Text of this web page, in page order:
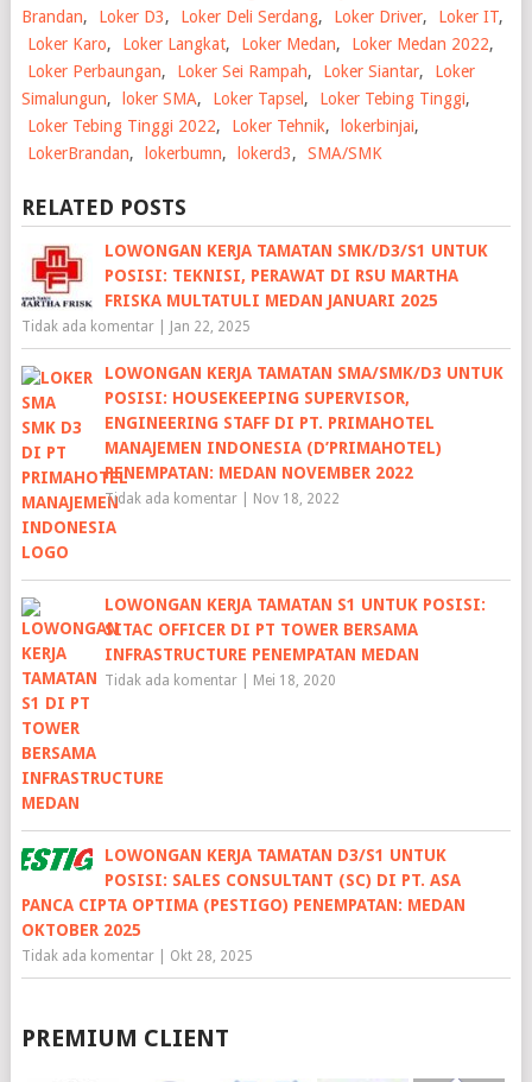
Brandan, Loker D3, Loker Deli Serdang, Loker Driver, Loker IT,
Loker Karo, Loker Langkat, Loker Medan, Loker Medan 2022,
Loker Perbaungan, Loker Sei Rampah, Loker Siantar,
Loker
Simalungun, loker SMA, Loker Tapsel , Loker Tebing Tinggi,
Loker Tebing Tinggi 2022, Loker Tehnik, lokerbinjai,
LokerBrandan, lokerbumn, lokerd3, SMA/SMK
RELATED POSTS
LOWONGAN KERJA TAMATAN SMK/D3/S1 UNTUK
POSISI: TEKNISI, PERAWAT DI RSU MARTHA
FRISKA MULTATULI MEDAN JANUARI 2025
Tidak ada komentar| Jan 22, 2025
LOWONGAN KERJA TAMATAN SMA/SMK/D3 UNTUK
POSISI: HOUSEKEEPING SUPERVISOR,
ENGINEERING STAFF DI PT. PRIMAHOTEL
MANAJEMEN INDONESIA (D’PRIMAHOTEL)
PENEMPATAN: MEDAN NOVEMBER 2022
Tidak ada komentar| Nov 18, 2022
LOWONGAN KERJA TAMATAN S1 UNTUK POSISI:
SITAC OFFICER DI PT TOWER BERSAMA
INFRASTRUCTURE PENEMPATAN MEDAN
Tidak ada komentar| Mei 18, 2020
LOWONGAN KERJA TAMATAN D3/S1 UNTUK
POSISI: SALES CONSULTANT (SC) DI PT. ASA
PANCA CIPTA OPTIMA (PESTIGO) PENEMPATAN: MEDAN
OKTOBER 2025
Tidak ada komentar| Okt 28, 2025
PREMIUM CLIENT